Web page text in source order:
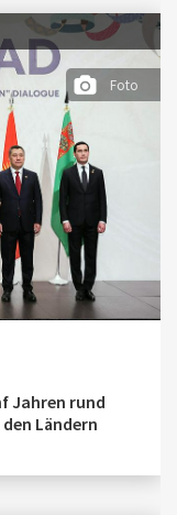
Foto
Jahren rund
Ländern